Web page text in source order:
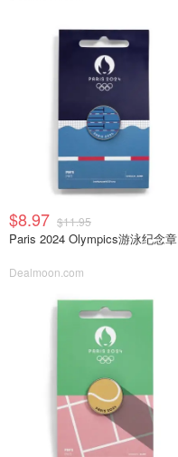
$8.97 $11.95
Paris 2024 Olympics游泳纪念章
Dealmoon.com